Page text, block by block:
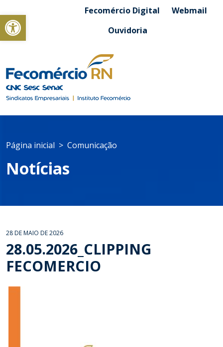
Abrir a barra de ferramentasFecomércio Digital
Webmail
Ouvidoria
Página inicial Comunicação
Notícias
28 DE MAIO DE 2026
28.05.2026_CLIPPING
FECOMERCIO